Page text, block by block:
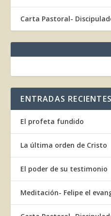
Carta Pastoral-
ENTRADAS RECIENTES
El profeta fundido
La última orden de Cristo
El poder de su testimonio
Meditación- Felipe el